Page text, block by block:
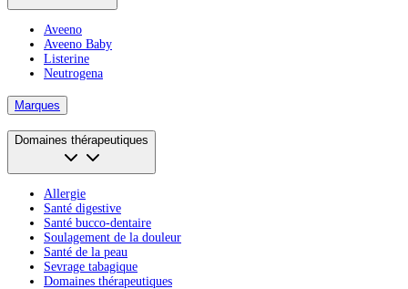
Aveeno
Aveeno Baby
Listerine
Neutrogena
Marques
Domaines thérapeutiques
Allergie
Santé digestive
Santé bucco-dentaire
Soulagement de la douleur
Santé de la peau
Sevrage tabagique
Domaines thérapeutiques